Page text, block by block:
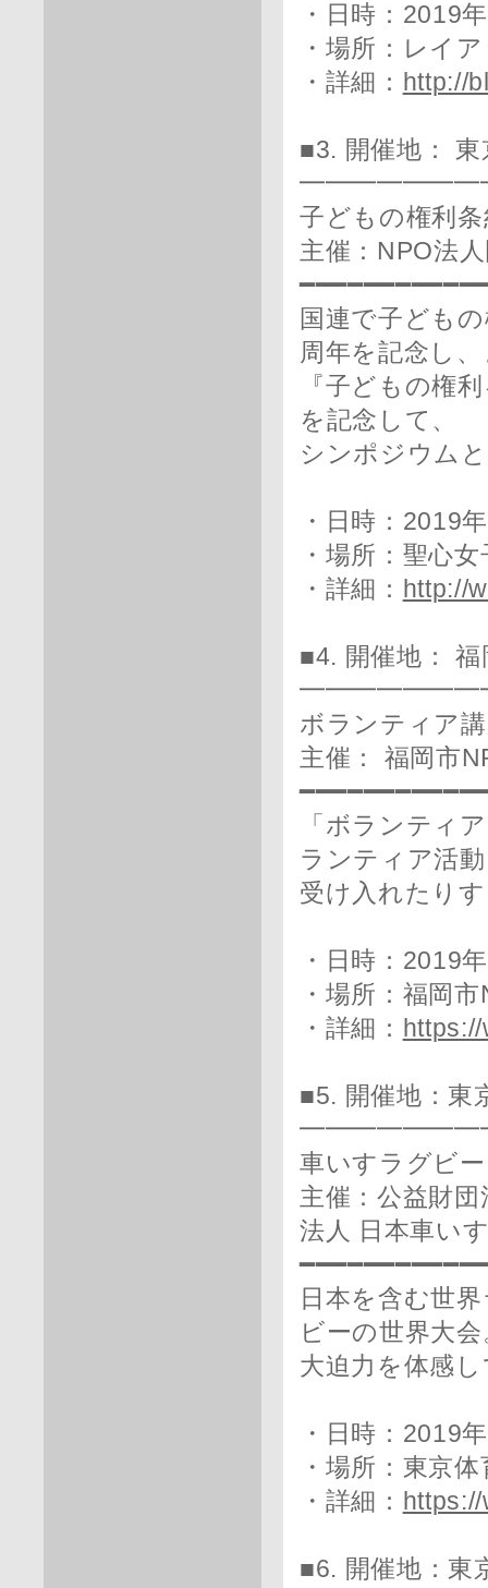
・日時：2019
・場所：レイ
・詳細： http://
■3. 開催地：
子どもの権利
主催：NPO法
国連で子ども
周年を記念し
『子どもの権
を記念して、
シンポジウム
・日時：2019
・場所：聖心
・詳細： http://
■4. 開催地：
ボランティア
主催： 福岡市
「ボランティ
ランティア活
受け入れたり
・日時：2019
・場所：福岡
・詳細：
■5. 開催地：東
車いすラグビ
主催：公益財
法人 日本車い
日本を含む世
ビーの世界大会
大迫力を体感
・日時：2019
・場所：東京
・詳細：
■6. 開催地：東